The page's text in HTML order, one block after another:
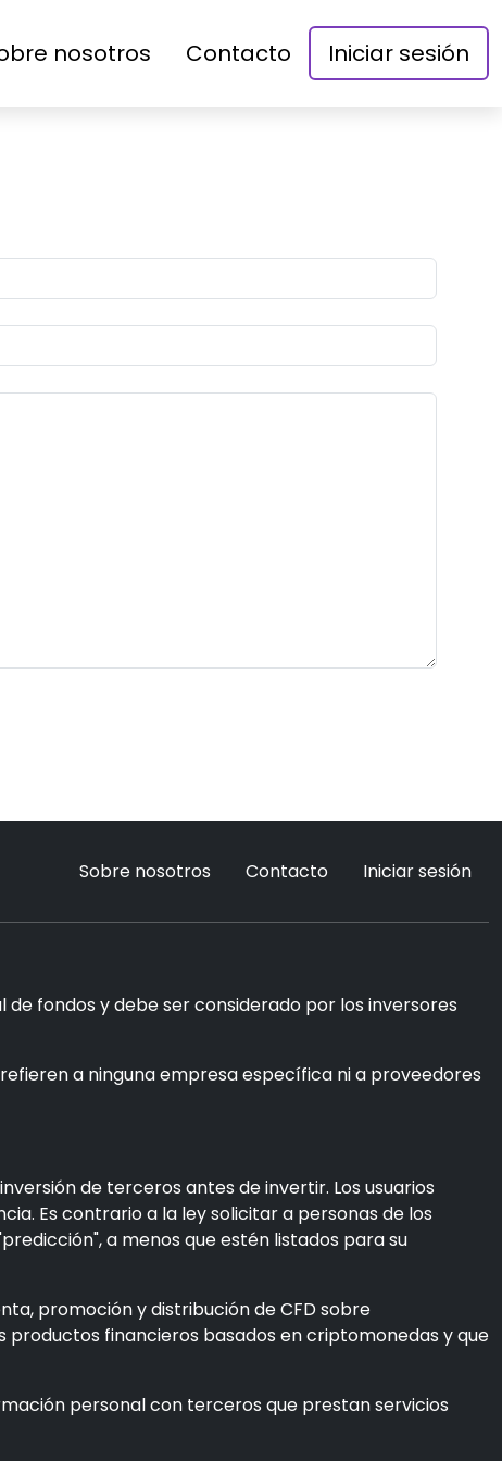
nosotros Contacto Iniciar sesión
Sobre nosotros Contacto Iniciar sesión
fondos y debe ser considerado por los inversores
a ninguna empresa específica ni a proveedores
de terceros antes de invertir. Los usuarios
Es contrario a la ley solicitar a personas de los
a menos que estén listados para su
promoción y distribución de CFD sobre
financieros basados en criptomonedas y que
personal con terceros que prestan servicios